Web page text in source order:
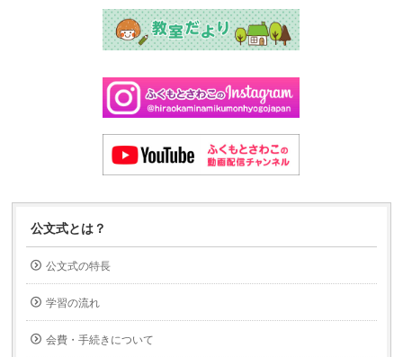
公文式とは？
公文式の特長
学習の流れ
会費・手続きについて